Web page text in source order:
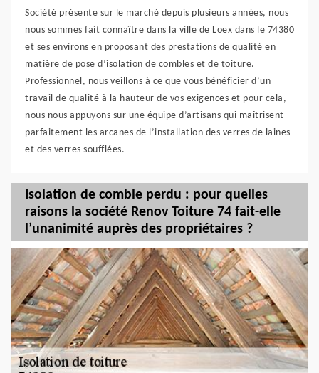
Société présente sur le marché depuis plusieurs années, nous
nous sommes fait connaître dans la ville de Loex dans le 74380
et ses environs en proposant des prestations de qualité en
matière de pose d’isolation de combles et de toiture.
Professionnel, nous veillons à ce que vous bénéficier d’un
travail de qualité à la hauteur de vos exigences et pour cela,
nous nous appuyons sur une équipe d’artisans qui maîtrisent
parfaitement les arcanes de l’installation des verres de laines
et des verres soufflées.
Isolation de comble perdu : pour quelles
raisons la société Renov Toiture 74 fait-elle
l’unanimité auprès des propriétaires ?